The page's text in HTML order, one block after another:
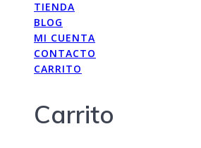
TIENDA
BLOG
MI CUENTA
CONTACTO
CARRITO
Carrito